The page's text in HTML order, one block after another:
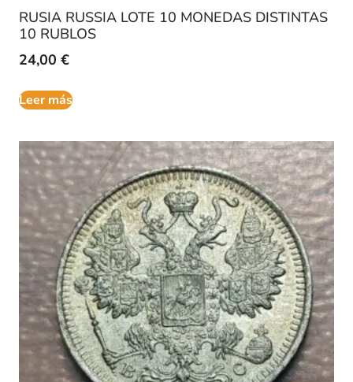
RUSIA RUSSIA LOTE 10 MONEDAS DISTINTAS
10 RUBLOS
24,00 €
Leer más